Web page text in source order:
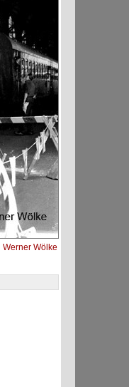
Werner Wölke